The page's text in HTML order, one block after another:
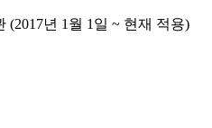
(2017년 1월 1일 ~ 현재 적용)